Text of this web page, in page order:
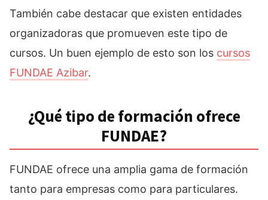
También cabe destacar que existen entidades
organizadoras que promueven este tipo de
cursos. Un buen ejemplo de esto son los cursos
FUNDAE Azibar.
¿Qué tipo de formación ofrece
FUNDAE?
FUNDAE ofrece una amplia gama de formación
tanto para empresas como para particulares.